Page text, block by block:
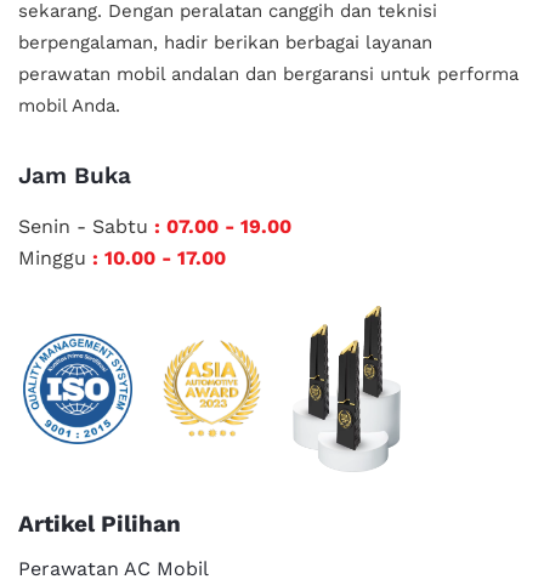
sekarang. Dengan peralatan canggih dan teknisi
berpengalaman, hadir berikan berbagai layanan
perawatan mobil andalan dan bergaransi untuk performa
mobil Anda.
Jam Buka
Senin - Sabtu : 07.00 - 19.00
Minggu : 10.00 - 17.00
Artikel Pilihan
Perawatan AC Mobil